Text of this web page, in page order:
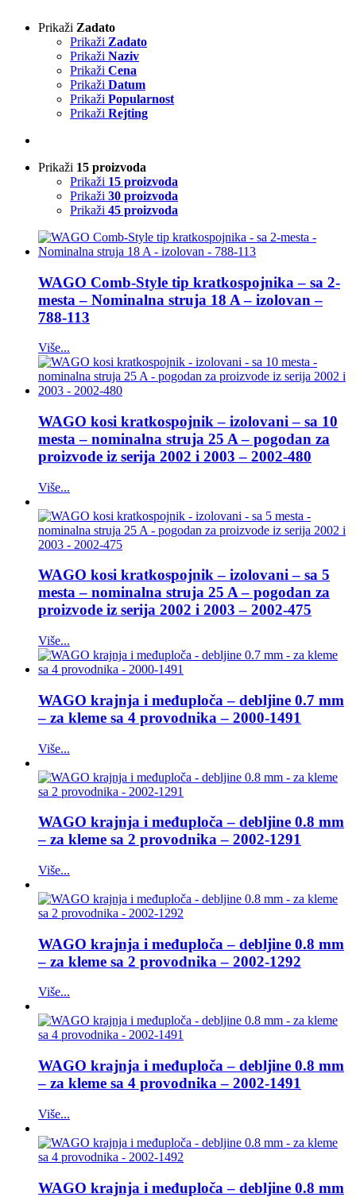
Prikaži Zadato
Prikaži Zadato
Prikaži Naziv
Prikaži Cena
Prikaži Datum
Prikaži Popularnost
Prikaži Rejting
Prikaži 15 proizvoda
Prikaži 15 proizvoda
Prikaži 30 proizvoda
Prikaži 45 proizvoda
WAGO Comb-Style tip kratkospojnika – sa 2-
mesta – Nominalna struja 18 A – izolovan –
788-113
Više...
WAGO kosi kratkospojnik – izolovani – sa 10
mesta – nominalna struja 25 A – pogodan za
proizvode iz serija 2002 i 2003 – 2002-480
Više...
WAGO kosi kratkospojnik – izolovani – sa 5
mesta – nominalna struja 25 A – pogodan za
proizvode iz serija 2002 i 2003 – 2002-475
Više...
WAGO krajnja i međuploča – debljine 0.7 mm
– za kleme sa 4 provodnika – 2000-1491
Više...
WAGO krajnja i međuploča – debljine 0.8 mm
– za kleme sa 2 provodnika – 2002-1291
Više...
WAGO krajnja i međuploča – debljine 0.8 mm
– za kleme sa 2 provodnika – 2002-1292
Više...
WAGO krajnja i međuploča – debljine 0.8 mm
– za kleme sa 4 provodnika – 2002-1491
Više...
WAGO krajnja i međuploča – debljine 0.8 mm